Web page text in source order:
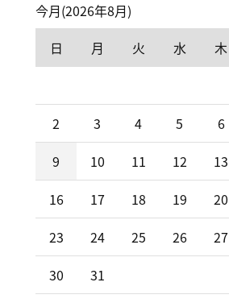
今月(2026年8月)
日
月 火 水 木
2
3 4 5 6
9
10 11 12 13
16
17 18 19 20
23
24 25 26 27
30
31